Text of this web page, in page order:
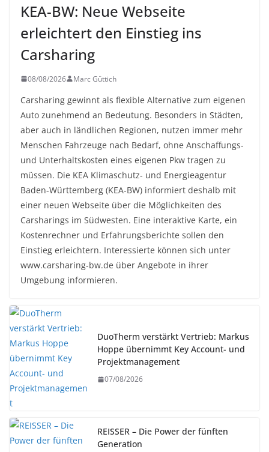
KEA-BW: Neue Webseite
erleichtert den Einstieg ins
Carsharing
08/08/2026 Marc Güttich
Carsharing gewinnt als flexible Alternative zum eigenen
Auto zunehmend an Bedeutung. Besonders in Städten,
aber auch in ländlichen Regionen, nutzen immer mehr
Menschen Fahrzeuge nach Bedarf, ohne Anschaffungs-
und Unterhaltskosten eines eigenen Pkw tragen zu
müssen. Die KEA Klimaschutz- und Energieagentur
Baden-Württemberg (KEA-BW) informiert deshalb mit
einer neuen Webseite über die Möglichkeiten des
Carsharings im Südwesten. Eine interaktive Karte, ein
Kostenrechner und Erfahrungsberichte sollen den
Einstieg erleichtern. Interessierte können sich unter
www.carsharing-bw.de über Angebote in ihrer
Umgebung informieren.
DuoTherm verstärkt Vertrieb: Markus
Hoppe übernimmt Key Account- und
Projektmanagement
07/08/2026
REISSER – Die Power der fünften
Generation